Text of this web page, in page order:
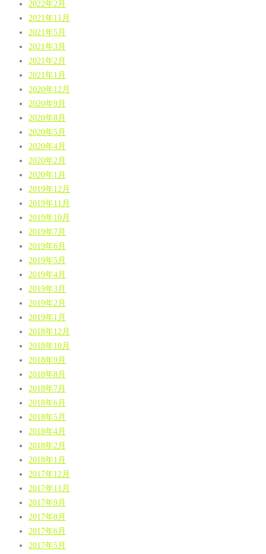
2022年2月
2021年11月
2021年5月
2021年3月
2021年2月
2021年1月
2020年12月
2020年9月
2020年8月
2020年5月
2020年4月
2020年2月
2020年1月
2019年12月
2019年11月
2019年10月
2019年7月
2019年6月
2019年5月
2019年4月
2019年3月
2019年2月
2019年1月
2018年12月
2018年10月
2018年9月
2018年8月
2018年7月
2018年6月
2018年5月
2018年4月
2018年2月
2018年1月
2017年12月
2017年11月
2017年9月
2017年8月
2017年6月
2017年5月